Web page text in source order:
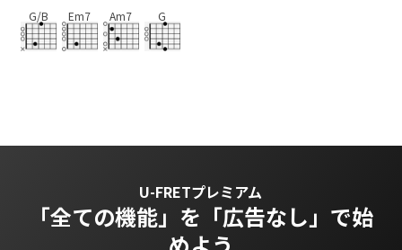
G/B Em7 Am7 G
U-FRETプレミアム
「全ての機能」を 「広告なし」で始